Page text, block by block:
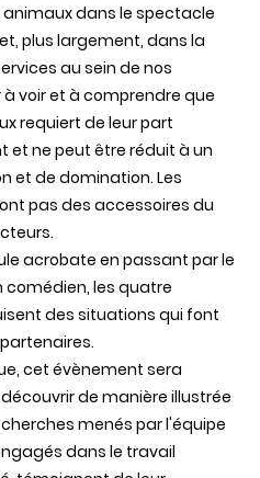
dans le spectacle
plus largement, dans la
au sein de nos
voir et à comprendre que
requiert de leur part
ne peut être réduit à un
et de domination. Les
pas des accessoires du
acrobate en passant par le
comédien, les quatre
des situations qui font
cet évènement sera
de manière illustrée
menés par l'équipe
dans le travail